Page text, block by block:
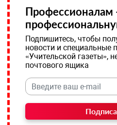
Профессионалам
Подпишитесь, чтобы
новости и специальные
«Учительской газеты»,
почтового ящика